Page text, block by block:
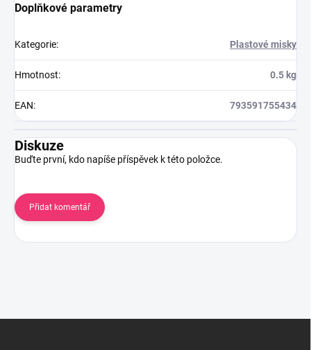
Doplňkové parametry
Kategorie: Plastové misky
Hmotnost: 0.5 kg
EAN: 793591755434
Diskuze
Buďte první, kdo napíše příspěvek k této položce.
Přidat komentář